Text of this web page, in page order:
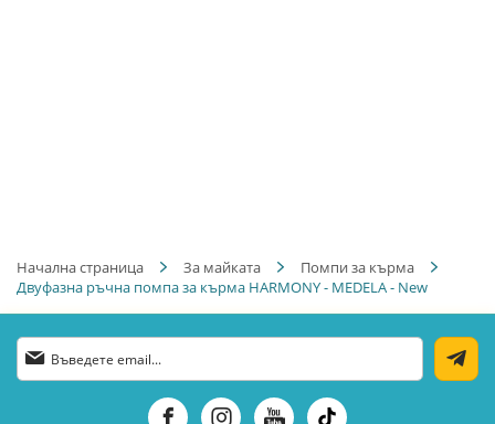
Начална страница За майката
Помпи за кърма
Двуфазна ръчна помпа за кърма HARMONY - MEDELA - New
Абонирай
се